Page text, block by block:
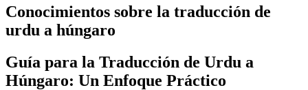
Conocimientos sobre la traducción de
urdu a húngaro
Guía para la Traducción de Urdu a
Húngaro: Un Enfoque Práctico